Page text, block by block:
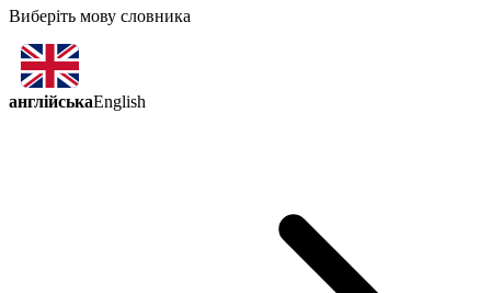
Виберіть мову словника
англійськаEnglish